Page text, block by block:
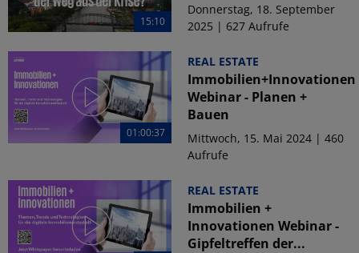
15:10
Donnerstag, 18. September
2025 | 627 Aufrufe
01:00:37
REAL ESTATE
Immobilien+Innovationen
Webinar - Planen +
Bauen
Mittwoch, 15. Mai 2024 | 460
Aufrufe
REAL ESTATE
Immobilien +
Innovationen Webinar -
Gipfeltreffen der...